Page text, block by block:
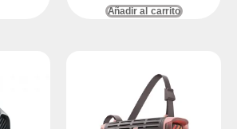
Añadir al carrito